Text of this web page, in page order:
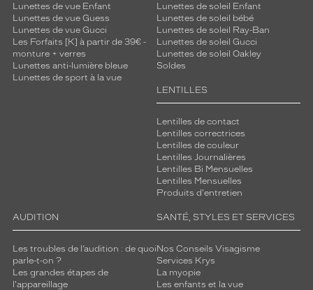
Lunettes de vue Enfant
Lunettes de vue Guess
Lunettes de vue Gucci
Les Forfaits [K] à partir de 39€ -
monture + verres
Lunettes anti-lumière bleue
Lunettes de sport à la vue
Lunettes de soleil Enfant
Lunettes de soleil bébé
Lunettes de soleil Ray-Ban
Lunettes de soleil Gucci
Lunettes de soleil Oakley
Soldes
LENTILLES
Lentilles de contact
Lentilles correctrices
Lentilles de couleur
Lentilles Journalières
Lentilles Bi Mensuelles
Lentilles Mensuelles
Produits d'entretien
AUDITION
Les troubles de l’audition : de quoi
parle-t-on ?
Les grandes étapes de
l'appareillage
SANTÉ, STYLES ET SERVICES
Nos Conseils Visagisme
Services Krys
La myopie
Les enfants et la vue